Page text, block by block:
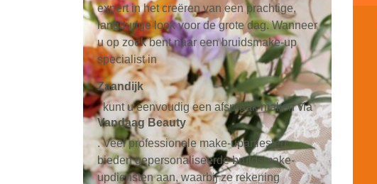
expert in het creëren van een prachtige,
langdurige look voor de grote dag. Wanneer
u op zoek bent naar een bruidsmake-up
specialist in
Zaandijk
, kunt u eenvoudig een afspraak maken via
Vandaag Beauty
. Veel professionele make-upartiesten
bieden gepersonaliseerde bruidsmake-
updiensten aan, waarbij ze rekening